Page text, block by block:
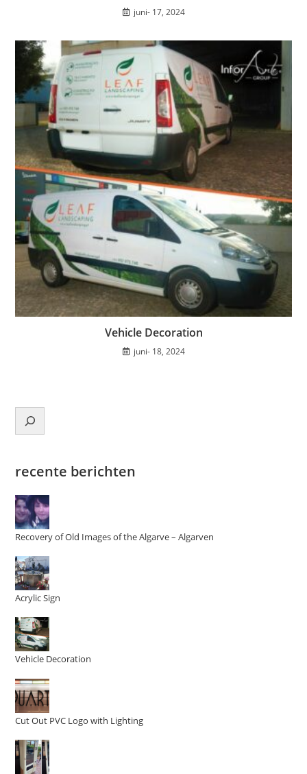
juni- 17, 2024
Vehicle Decoration
juni- 18, 2024
Zoeken
recente berichten
Recovery of Old Images of the Algarve– Algarven
Acrylic Sign
Vehicle Decoration
Cut Out PVC Logo with Lighting